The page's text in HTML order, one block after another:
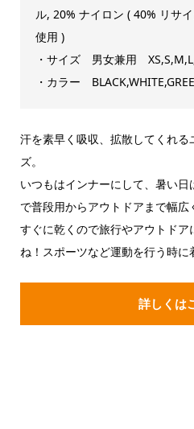
ル, 20% ナイロン ( 40% リサ
使用 )
・サイズ 男女兼用
・カラー
汗を素早く吸収、拡散してくれる
ズ。
いつもはインナーにして、暑い
で普段用からアウトドアまで幅広
すぐに乾くので旅行やアウトド
ね！スポーツなど運動を行う時に
詳しくは